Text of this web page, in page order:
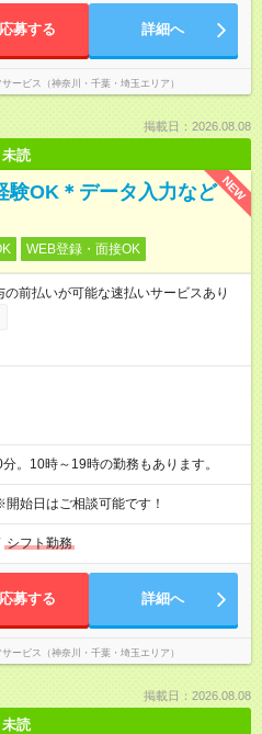
応募する 詳細へ
ービス（神奈川・千葉・埼玉エリア）
掲載日：2026.08.08
未読
NEW
験OK＊データ入力など
WEB登録・面接OK
前払いが可能な速払いサービスあり
10時～19時の勤務もあります。
始日はご相談可能です！
シフト勤務
応募する 詳細へ
ービス（神奈川・千葉・埼玉エリア）
掲載日：2026.08.08
未読